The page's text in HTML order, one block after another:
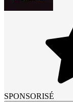
SPONSORISÉ